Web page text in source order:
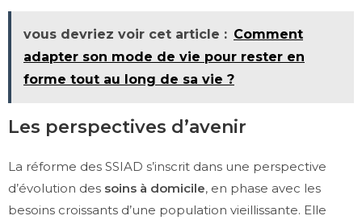
vous devriez voir cet article : Comment
adapter son mode de vie pour rester en
forme tout au long de sa vie ?
Les perspectives d’avenir
La réforme des SSIAD s’inscrit dans une perspective
d’évolution des soins à domicile, en phase avec les
besoins croissants d’une population vieillissante. Elle